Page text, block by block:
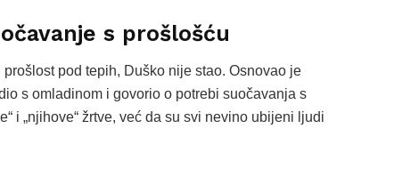
s prošlošću
pod tepih, Duško nije stao. Osnovao je
s omladinom i govorio o potrebi suočavanja s
i „njihove“ žrtve, već da su svi nevino ubijeni ljudi